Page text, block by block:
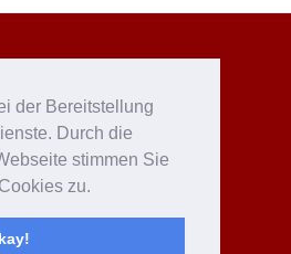
der Bereitstellung
Durch die
stimmen Sie
zu.